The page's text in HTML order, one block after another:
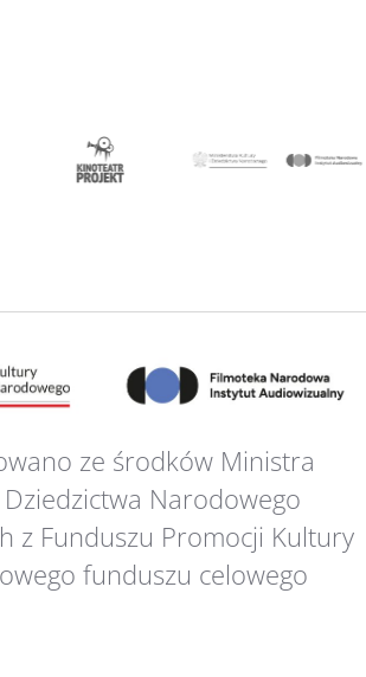
ze środków Ministra
Narodowego
z Funduszu Promocji Kultury
funduszu celowego